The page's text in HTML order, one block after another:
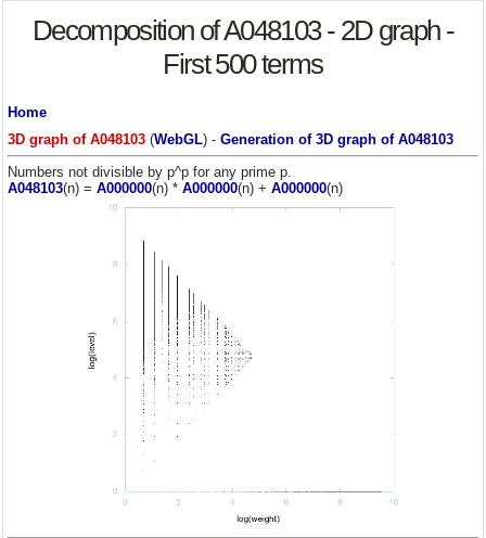
Decomposition of A048103 - 2D graph -
First 500 terms
Home
3D graph of A048103(WebGL) - Generation of 3D graph of A048103
Numbers not divisible by p^p for any prime p.
A048103(n) = A000000(n) * A000000(n) + A000000(n)